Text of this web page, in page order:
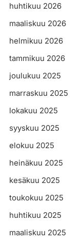
huhtikuu 2026
maaliskuu 2026
helmikuu 2026
tammikuu 2026
joulukuu 2025
marraskuu 2025
lokakuu 2025
syyskuu 2025
elokuu 2025
heinäkuu 2025
kesäkuu 2025
toukokuu 2025
huhtikuu 2025
maaliskuu 2025